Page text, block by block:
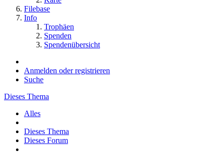
Filebase
Info
Trophäen
Spenden
Spendenübersicht
Anmelden oder registrieren
Suche
Dieses Thema
Alles
Dieses Thema
Dieses Forum